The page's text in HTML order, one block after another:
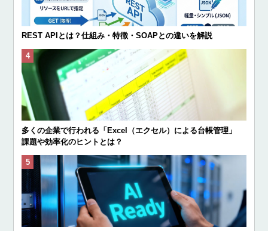
REST APIとは？仕組み・特徴・SOAPとの違いを解説
多くの企業で行われる「Excel（エクセル）による台帳管理」
課題や効率化のヒントとは？